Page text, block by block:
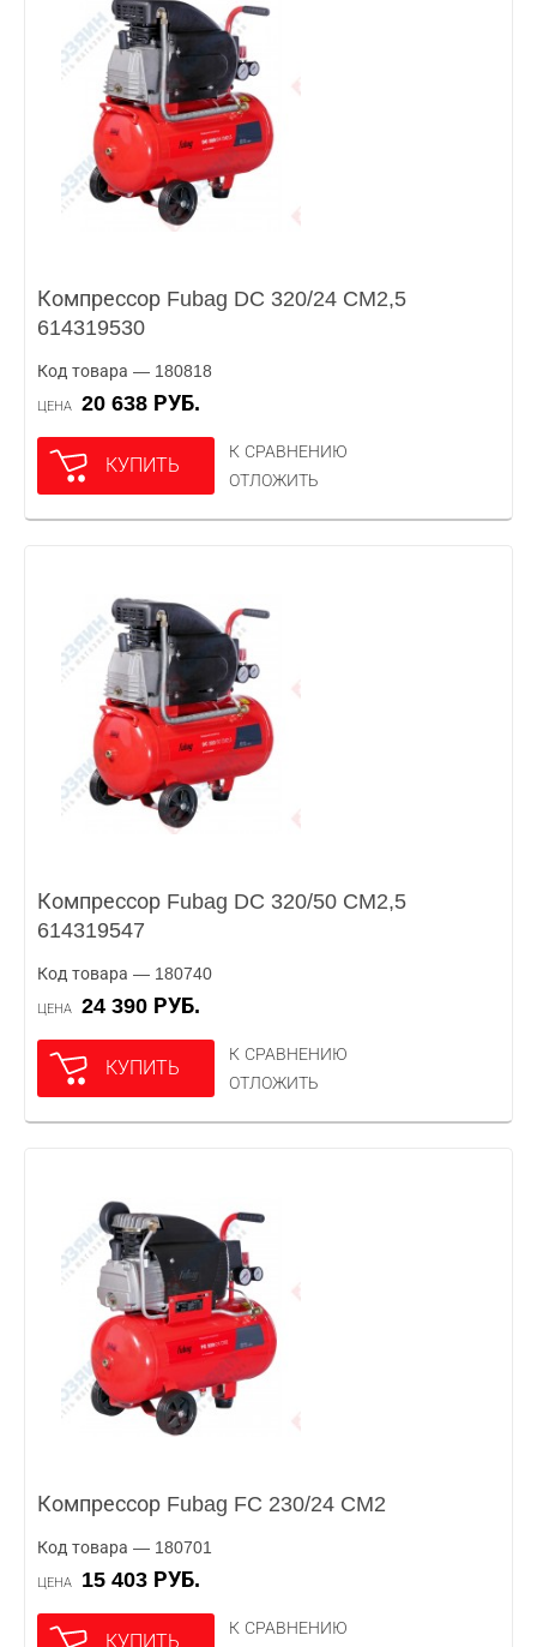
Компрессор Fubag DC 320/24 CM2,5
614319530
Код товара — 180818
ЦЕНА 20 638 РУБ.
КУПИТЬ
К СРАВНЕНИЮ
ОТЛОЖИТЬ
Компрессор Fubag DC 320/50 CM2,5
614319547
Код товара — 180740
ЦЕНА 24 390 РУБ.
КУПИТЬ
К СРАВНЕНИЮ
ОТЛОЖИТЬ
Компрессор Fubag FC 230/24 CM2
Код товара — 180701
ЦЕНА 15 403 РУБ.
КУПИТЬ
К СРАВНЕНИЮ